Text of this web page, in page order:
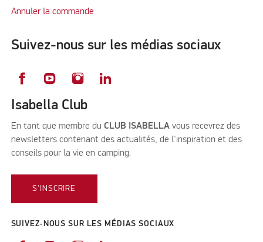
Annuler la commande
Suivez-nous sur les médias sociaux
Isabella Club
En tant que membre du CLUB ISABELLA vous recevrez des
newsletters contenant des actualités, de l'inspiration et des
conseils pour la vie en camping.
S'INSCRIRE
SUIVEZ-NOUS SUR LES MÉDIAS SOCIAUX